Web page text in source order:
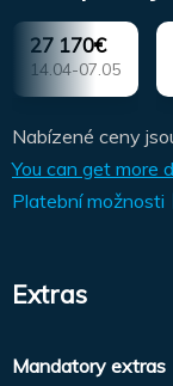
27 170€
14.04-07.05
Nabízené ceny
You can get more
Platební možnosti
Extras
Mandatory extras